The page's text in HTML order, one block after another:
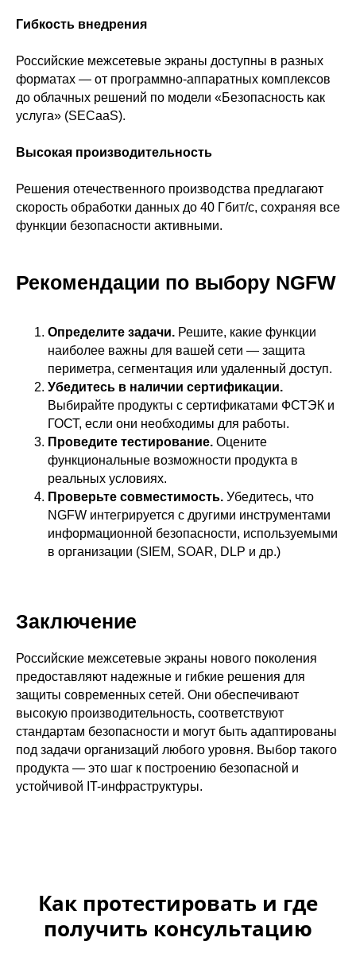
Гибкость внедрения
Российские межсетевые экраны доступны в разных
форматах — от программно-аппаратных комплексов
до облачных решений по модели «Безопасность как
услуга» (SECaaS).
Высокая производительность
Решения отечественного производства предлагают
скорость обработки данных до 40 Гбит/с, сохраняя все
функции безопасности активными.
Рекомендации по выбору NGFW
Определите задачи. Решите, какие функции
наиболее важны для вашей сети — защита
периметра, сегментация или удаленный доступ.
Убедитесь в наличии сертификации.
Выбирайте продукты с сертификатами ФСТЭК и
ГОСТ, если они необходимы для работы.
Проведите тестирование. Оцените
функциональные возможности продукта в
реальных условиях.
Проверьте совместимость. Убедитесь, что
NGFW интегрируется с другими инструментами
информационной безопасности, используемыми
в организации (SIEM, SOAR, DLP и др.)
Заключение
Российские межсетевые экраны нового поколения
предоставляют надежные и гибкие решения для
защиты современных сетей. Они обеспечивают
высокую производительность, соответствуют
стандартам безопасности и могут быть адаптированы
под задачи организаций любого уровня. Выбор такого
продукта — это шаг к построению безопасной и
устойчивой IT-инфраструктуры.
Как протестировать и где
получить консультацию
expert@ideco.ru
Внедрения
Обучение в вузах
Партнеры
Выбрать
интегратора
Ideco NGFW Novum
Сертификация ФСТЭК
Документация
Сравнение версий
Прошлые ревизии ПАК
DNS Security в NGFW
Релизы Ideco
Информационная
безопасность в решениях
ИНН 6670208848
ООО «Айдеко»
Продукт развивается
при поддержке Фонда
Содействия Инновациям